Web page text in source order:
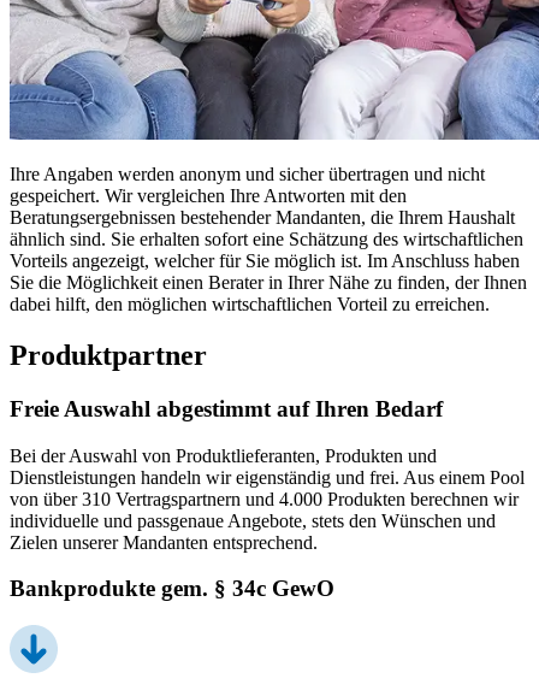
Ihre Angaben werden anonym und sicher übertragen und nicht
gespeichert. Wir vergleichen Ihre Antworten mit den
Beratungsergebnissen bestehender Mandanten, die Ihrem Haushalt
ähnlich sind. Sie erhalten sofort eine Schätzung des wirtschaftlichen
Vorteils angezeigt, welcher für Sie möglich ist. Im Anschluss haben
Sie die Möglichkeit einen Berater in Ihrer Nähe zu finden, der Ihnen
dabei hilft, den möglichen wirtschaftlichen Vorteil zu erreichen.
Produktpartner
Freie Auswahl abgestimmt auf Ihren Bedarf
Bei der Auswahl von Produktlieferanten, Produkten und
Dienstleistungen handeln wir eigenständig und frei. Aus einem Pool
von über 310 Vertragspartnern und 4.000 Produkten berechnen wir
individuelle und passgenaue Angebote, stets den Wünschen und
Zielen unserer Mandanten entsprechend.
Bankprodukte gem. § 34c GewO